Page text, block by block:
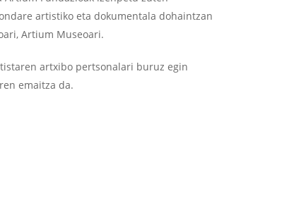
artistiko eta dokumentala dohaintzan
Artium Museoari.
artxibo pertsonalari buruz egin
emaitza da.